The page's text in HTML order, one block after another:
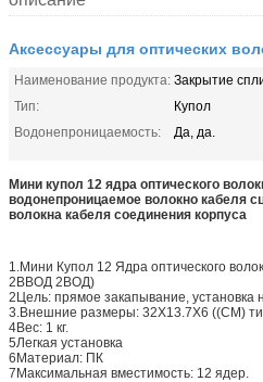
Аксессуары для оптических
Наименование продукта: Закрытие
Тип:
Купол
Водонепроницаемость:
Да, да.
Мини купол 12 ядра оптического
водонепроницаемое волокно кабеля
волокна кабеля соединения корпуса
1.Мини Купол 12 Ядра оптического
2ВВОД 2ВОД)
2Цель: прямое закапывание, установка
3.Внешние размеры: 32X13.7X6 ((CM)
4Вес: 1 кг.
5Легкая установка
6Материал: ПК
7Максимальная вместимость: 12 ядер.